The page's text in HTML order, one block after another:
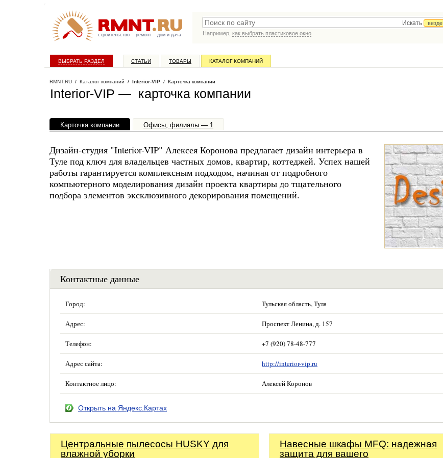
строительство ремонт дом и дача
Искать
везде
Например, как выбрать пластиковое окно
ВЫБРАТЬ РАЗДЕЛ СТАТЬИ ТОВАРЫ КАТАЛОГ КОМПАНИЙ
RMNT.RU / Каталог компаний / Interior-VIP / Карточка компании
Interior-VIP — карточка компании
Карточка компании Офисы, филиалы — 1
Дизайн-студия "Interior-VIP" Алексея Коронова предлагает дизайн интерьера в
Туле под ключ для владельцев частных домов, квартир, коттеджей. Успех нашей
работы гарантируется комплексным подходом, начиная от подробного
компьютерного моделирования дизайн проекта квартиры до тщательного
подбора элементов эксклюзивного декорирования помещений.
Контактные данные
Город: Тульская область, Тула
Адрес: Проспект Ленина, д. 157
Телефон: +7 (920) 78-48-777
Адрес сайта: http://interior-vip.ru
Контактное лицо: Алексей Коронов
Открыть на Яндекс.Картах
Центральные пылесосы HUSKY для
влажной уборки
Навесные шкафы MFQ: надежная
защита для вашего